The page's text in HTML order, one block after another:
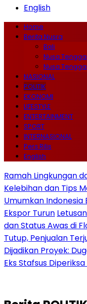
English
Home
Berita Nusra
Bali
Nusa
Nusa
NASIONAL
POLITIK
EKONOMI
LIFESTYLE
ENTERTAINMENT
SPORT
INTERNASIONAL
Pers Rilis
English
Ramah Lingkungan
Kelebihan dan Tips
Umumkan Indonesia
Ekspor Turun
dan Status Awas di
Tutup, Penjualan
Dijadikan Proyek:
Eks Stafsus